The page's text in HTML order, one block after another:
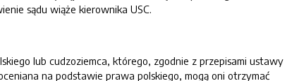
sądu wiąże kierownika USC.
lub cudzoziemca, którego, zgodnie z przepisami ustawy
na podstawie prawa polskiego, mogą oni otrzymać